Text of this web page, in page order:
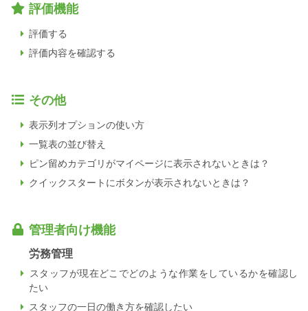
評価機能
評価する
評価内容を確認する
その他
表示列オプションの使い方
一覧表の並び替え
ピン留めカテゴリがマイページに表示されないときは？
クイックスタートにボタンが表示されないときは？
管理者向け機能
労務管理
スタッフが現在どこでどのような作業をしているかを確認し
たい
スタッフの一日の働き方を確認したい